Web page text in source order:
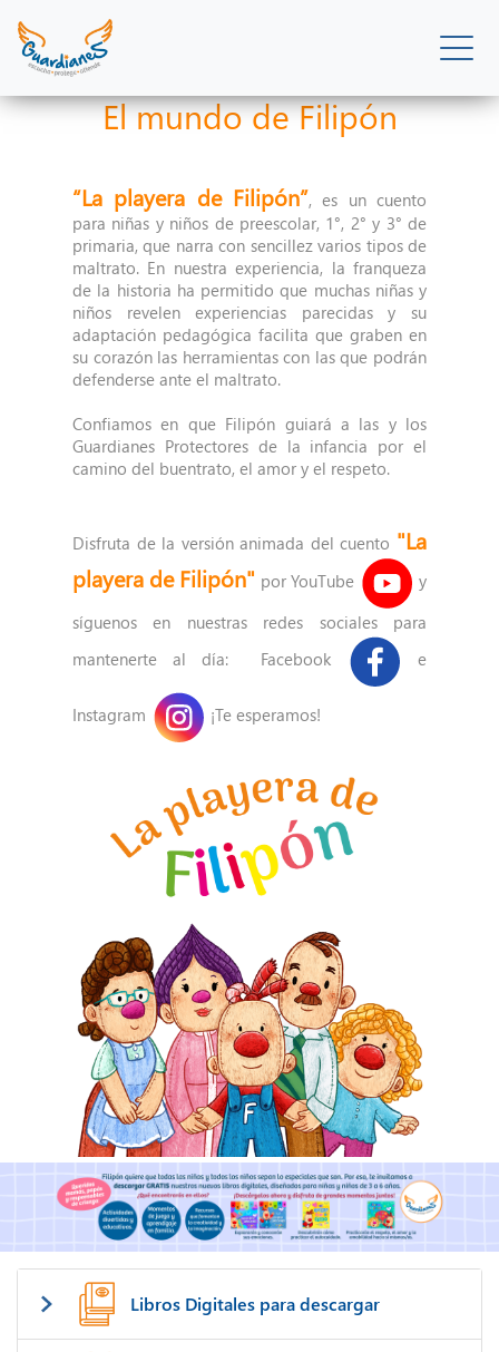
El mundo de Filipón
“La playera de Filipón”, es un cuento
para niñas y niños de preescolar, 1°, 2° y 3° de
primaria, que narra con sencillez varios tipos de
maltrato. En nuestra experiencia, la franqueza
de la historia ha permitido que muchas niñas y
niños revelen experiencias parecidas y su
adaptación pedagógica facilita que graben en
su corazón las herramientas con las que podrán
defenderse ante el maltrato.
Confiamos en que Filipón guiará a las y los
Guardianes Protectores de la infancia por el
camino del buentrato, el amor y el respeto.
Disfruta de la versión animada del cuento "La
playera de Filipón" por YouTube
y
síguenos en nuestras redes sociales para
mantenerte al día:
Facebook e
Instagram ¡Te esperamos!
Libros Digitales para descargar